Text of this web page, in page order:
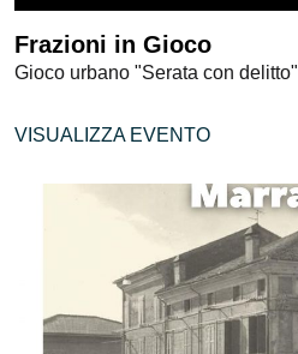
Frazioni in Gioco
Gioco urbano "Serata con delitto"
VISUALIZZA EVENTO